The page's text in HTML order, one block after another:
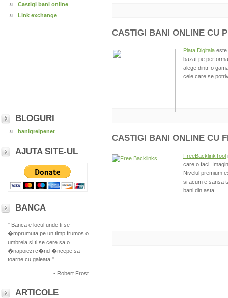
Castigi bani online
Link exchange
BLOGURI
banigreipenet
AJUTA SITE-UL
BANCA
" Banca e locul unde ti se
�mprumuta pe un timp frumos o
umbrela si ti se cere sa o
�napoiezi c�nd �ncepe sa
toarne cu galeata."
- Robert Frost
ARTICOLE
CASTIGI BANI ONLINE CU
Piata Digitala este
bazat pe
alege dintr-o
cele care se
CASTIGI BANI ONLINE CU
FreeBacklinkTool
care o faci.
Nivelul premium
si acum e sansa
bani din asta...